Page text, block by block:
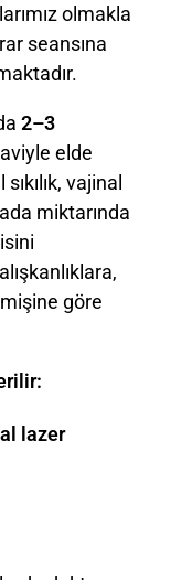
olmakla
seansına
2–3
elde
vajinal
miktarında
göre
lazer